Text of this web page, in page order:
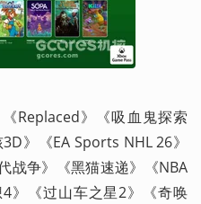
Replaced》《吸血鬼探索
》《EA Sports NHL 26》
战争》《黑猫速递》《NBA
》《过山车之星2》《奇唤